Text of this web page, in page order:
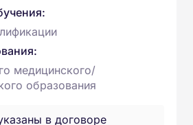
медицинского/
образования
в договоре